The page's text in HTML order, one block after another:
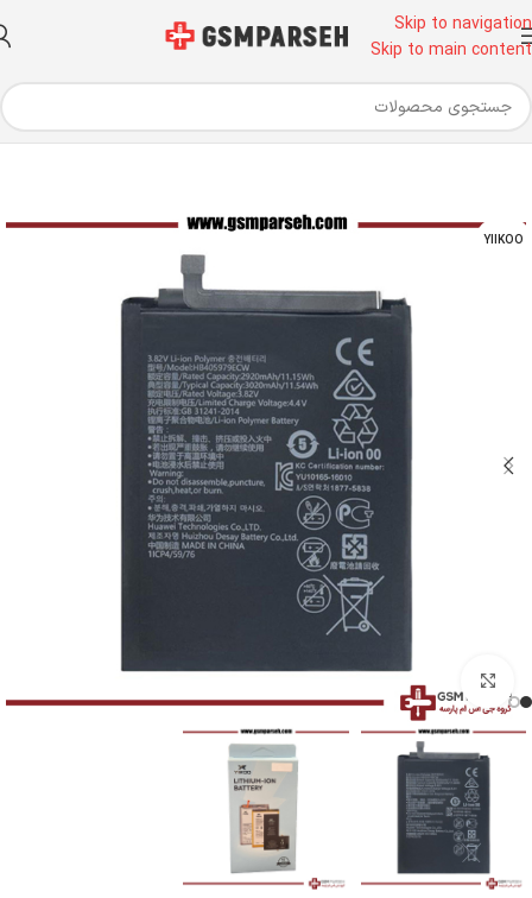
Skip to navigation
Skip to main content
خانه قطعات موبایل باتری باتری هواوی
YIIKOO
بزرگنمایی تصویر